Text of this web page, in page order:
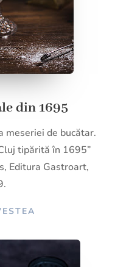
din 1695
meseriei de bucătar.
tipărită în 1695”
Editura Gastroart,